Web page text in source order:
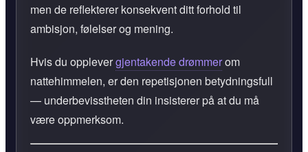
men de reflekterer konsekvent ditt forhold til
ambisjon, følelser og mening.
Hvis du opplevergjentakende drømmerom
nattehimmelen, er den repetisjonen betydningsfull
— underbevisstheten din insisterer på at du må
være oppmerksom.